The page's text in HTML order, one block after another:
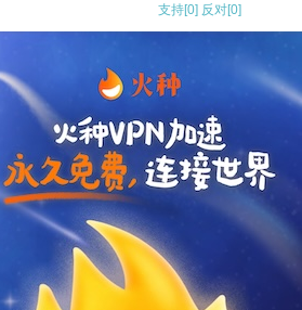
支持[0] 反对[0]
支持 反对
[0]